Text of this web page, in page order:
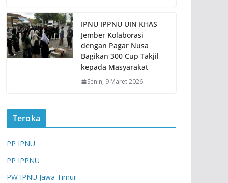
IPNU IPPNU UIN KHAS
Jember Kolaborasi
dengan Pagar Nusa
Bagikan 300 Cup Takjil
kepada Masyarakat
Senin, 9 Maret 2026
Teroka
PP IPNU
PP IPPNU
PW IPNU Jawa Timur
ARTIKEL BERITA